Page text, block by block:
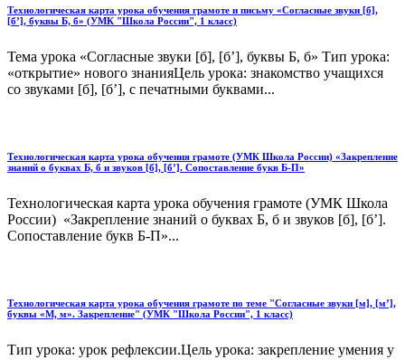
Технологическая карта урока обучения грамоте и письму «Согласные звуки [б],
[б’], буквы Б, б» (УМК "Школа России", 1 класс)
Тема урока «Согласные звуки [б], [б’], буквы Б, б» Тип урока:
«открытие» нового знанияЦель урока: знакомство учащихся
со звуками [б], [б’], с печатными буквами...
Технологическая карта урока обучения грамоте (УМК Школа России) «Закрепление
знаний о буквах Б, б и звуков [б], [б’]. Сопоставление букв Б-П»
Технологическая карта урока обучения грамоте (УМК Школа
России) «Закрепление знаний о буквах Б, б и звуков [б], [б’].
Сопоставление букв Б-П»...
Технологическая карта урока обучения грамоте по теме "Согласные звуки [м], [м’],
буквы «М, м». Закрепление" (УМК "Школа России", 1 класс)
Тип урока: урок рефлексии.Цель урока: закрепление умения у